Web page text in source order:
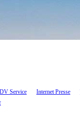
Service Internet Presse